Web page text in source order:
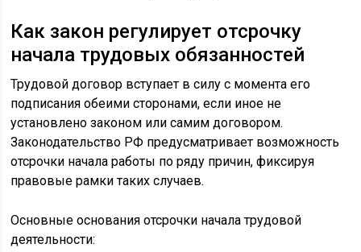
Как закон регулирует отсрочку
начала трудовых обязанностей
Трудовой договор вступает в силу с момента его
подписания обеими сторонами, если иное не
установлено законом или самим договором.
Законодательство РФ предусматривает возможность
отсрочки начала работы по ряду причин, фиксируя
правовые рамки таких случаев.
Основные основания отсрочки начала трудовой
деятельности: